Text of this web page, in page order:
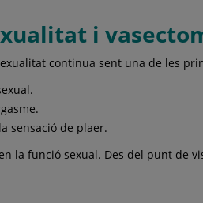
i
continua sent una de les
sensació de plaer.
la funció sexual. Des del punt de